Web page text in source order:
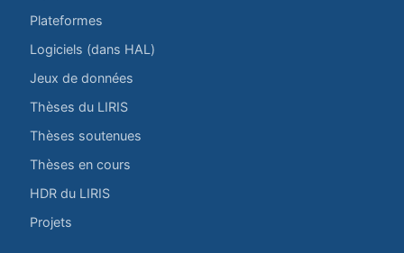
Plateformes
Logiciels (dans HAL)
Jeux de données
Thèses du LIRIS
Thèses soutenues
Thèses en cours
HDR du LIRIS
Projets